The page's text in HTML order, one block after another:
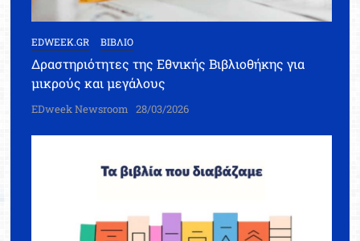
EDWEEK.GR ΒΙΒΛΙΟ
Δραστηριότητες της Εθνικής Βιβλιοθήκης για
μικρούς και μεγάλους
EDweek Newsroom 28/03/2026